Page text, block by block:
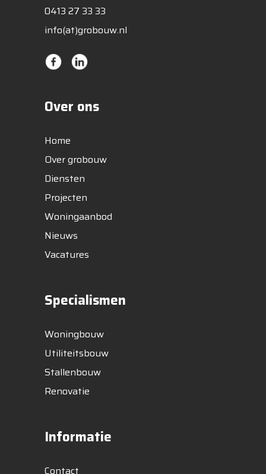
0413 27 33 33
info(at)grobouw.nl
Over ons
Home
Over grobouw
Diensten
Projecten
Woningaanbod
Nieuws
Vacatures
Specialismen
Woningbouw
Utiliteitsbouw
Stallenbouw
Renovatie
Informatie
Contact